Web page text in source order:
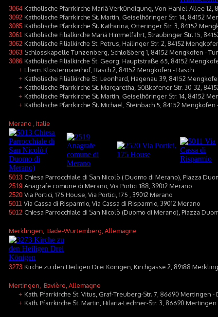
3064 Katholische Pfarrkirche Mariä Verkündigung, Von-Haniel-Allee 12,
3092 Katholische Pfarrkirche St. Martin, Geiselhöringer Str. 14, 84152
3085 Katholische Pfarrkirche St. Katharina, Otteringer Str. 3, 84152
3061 Katholische Filialkirche Mariä Himmelfahrt, Straubinger Str. 15,
3062 Katholische Filialkirche St. Petrus, Hailinger Str. 2, 84152
3063 Schlosskapelle Tunzenberg, Schloßberg 1, 84152 Mengkofen -
3086 Katholische Filialkirche St. Georg, Hauptstraße 65, 84152
+ Ehem. Klostermaierhof, Rasch 2, 84152 Mengkofen - Rasch
+ Katholische Filialkirche St. Leonhard, Hagenau 39, 84152
+ Katholische Pfarrkirche St. Margaretha, Süßkofener Str. 30-32,
+ Katholische Pfarrkirche St. Martin, Geiselhöringer Str. 14, 84152
+ Katholische Pfarrkirche St. Michael, Steinbach 5, 84152 Mengkofen
Merano , Italie
5013 Chiesa Parrocchiale di San Nicolò ( Duomo di Merano), Piazza
2519 Anagrafe comune di Merano, Via Portici 188, 39012 Merano
2520 Via Portici, 175 House, Via Portici, 175 , 39012 Merano
5011 Via Cassa di Risparmio, Via Cassa di Risparmio, 39012 Merano
5012 Chiesa Parrocchiale di San Nicolò (Duomo di Merano), Piazza
Merklingen , Bade-Wurtemberg, Allemagne
3273 Kirche zu den Heiligen Drei Königen, Kirchgasse 2, 89188
Mertingen , Bavière, Allemagne
+ Kath. Pfarrkirche St. Vitus, Graf-Treuberg-Str. 7, 86690 Mertingen -
+ Kath. Pfarrkirche St. Martin, Hilaria-Lechner-Str. 3, 86690 Mertingen